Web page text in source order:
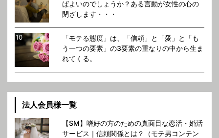
ばよいのでしょうか？ある言動が女性の心の
閉ざします・・・
「モテる態度」は、「信頼」と「愛」と「も
う一つの要素」の3要素の重なりの中から生ま
れてくる。
法人会員様一覧
【SM】嗜好の方のための真面目な恋活・婚活
サービス｜信頼関係とは？（モテ男コンテン